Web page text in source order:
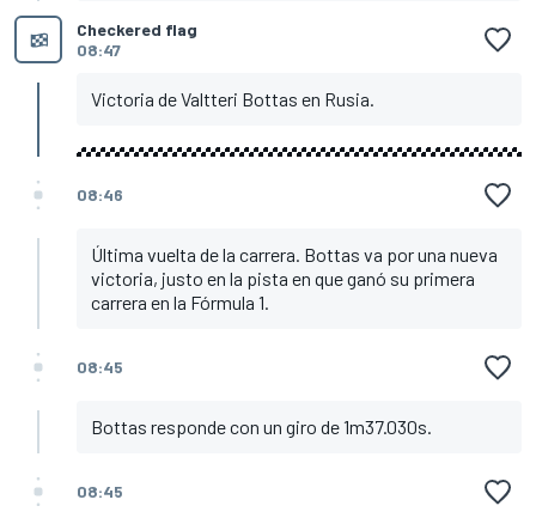
Checkered flag
08:47
Victoria de Valtteri Bottas en Rusia.
08:46
Última vuelta de la carrera. Bottas va por una nueva
victoria, justo en la pista en que ganó su primera
carrera en la Fórmula 1.
08:45
Bottas responde con un giro de 1m37.030s.
08:45